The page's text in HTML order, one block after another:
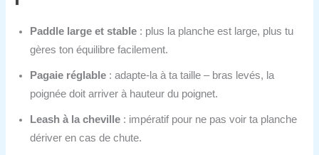
Paddle large et stable : plus la planche est large, plus tu
gères ton équilibre facilement.
Pagaie réglable : adapte-la à ta taille – bras levés, la
poignée doit arriver à hauteur du poignet.
Leash à la cheville : impératif pour ne pas voir ta planche
dériver en cas de chute.